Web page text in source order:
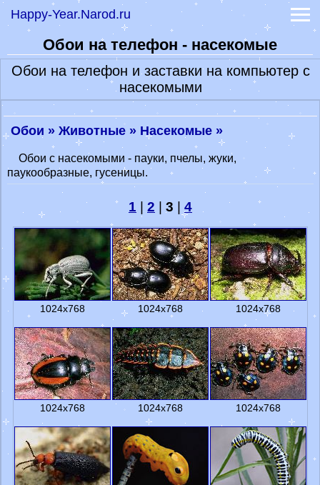
Обои на телефон - насекомые
Обои на телефон и заставки на компьютер с
насекомыми
Обои » Животные » Насекомые »
Обои с насекомыми - пауки, пчелы, жуки,
паукообразные, гусеницы.
1 2 3 4
1024x768 1024x768 1024x768
1024x768 1024x768 1024x768
Happy-Year.Narod.ru
-Коты, кошки, котики
Тигры и дикие кошки
-Обои волки и лисы
-Обои лошади
-Обои обезьяны
Обои знаков зодиака
Обои фэнтези
Праздники 2023
Гадание онлайн
-Книга судеб
-Книга перемен
Гороскоп на сегодня
Гороскоп на 2022 год